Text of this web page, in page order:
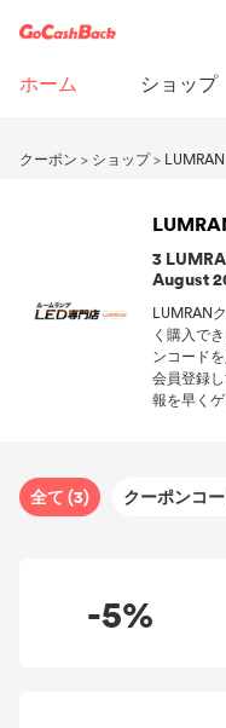
ホーム ショップ
クーポン > ショップ> LUMRAN
3
August
LUMRAN
く購入で
ンコード
会員登録
報を早く
全て (3) クーポンコ
-5%